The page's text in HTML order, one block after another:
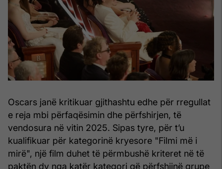
Oscars janë kritikuar gjithashtu edhe për rregullat
e reja mbi përfaqësimin dhe përfshirjen, të
vendosura në vitin 2025. Sipas tyre, për t’u
kualifikuar për kategorinë kryesore "Filmi më i
mirë", një film duhet të përmbushë kriteret në të
paktën dy nga katër kategori që përfshijnë grupe